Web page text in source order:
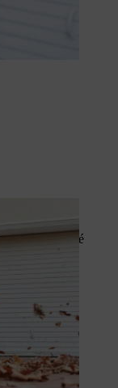
plynové